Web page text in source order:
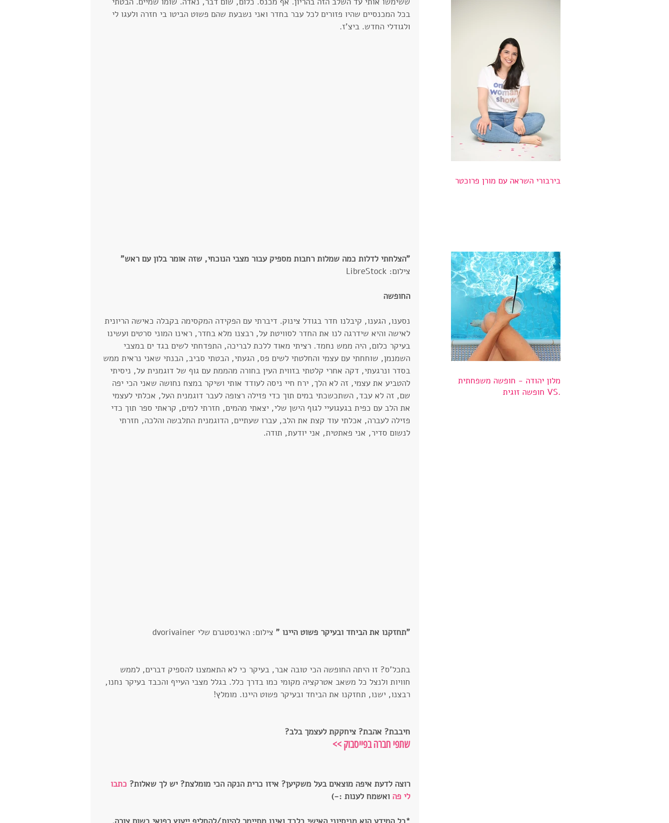
בכל המכנסיים שהיו פזורים לכל עבר בחדר ואני נשבעת שהם פשוט הביטו בי חזרה ולעגו לי
ולגודלי החדש. ביצ'ז.
"הצלחתי לדלות כמה שמלות רחבות מספיק עבור מצבי הנוכחי, שזה אומר בלון עם ראש"
צילום: LibreStock
החופשה
נסענו, הגענו, קיבלנו חדר בגודל צינוק. דיברתי עם הפקידה המקסימה בקבלה כאישה הריונית
לאישה והיא שידרגה לנו את החדר לסוויטת על, רבצנו מלא בחדר, ראינו המוני סרטים ועשינו
בעיקר כלום, היה ממש נחמד. רציתי מאוד ללכת לבריכה, התפדחתי לשים בגד ים במצבי
השמנמן, שוחחתי עם עצמי והחלטתי לשים פס, הגעתי, הבטתי סביב, הבנתי שאני נראית ממש
בסדר ונרגעתי, דקה אחרי קלטתי בזווית העין בחורה מהממת עם גוף של דוגמנית על, ניסיתי
להטביע את עצמי, זה לא הלך, ירח חיי ניסה לעודד אותי ושיקר במצח נחושה שאני הכי יפה
שם, זה לא עבד, השתכשכתי במים תוך כדי פזילה רצופה לעבר דוגמנית העל, אכלתי לעצמי
את הלב עם כפית בגעגועיי לגוף הישן שלי, יצאתי מהמים, חזרתי למים, קראתי ספר תוך כדי
פזילה לעברה, אכלתי עוד קצת את הלב, עברו שעתיים, הדוגמנית התלבשה והלכה, חזרתי
לנשום סדיר, אני פאתטית, אני יודעת, תודה.
"תחזקנו את הביחד ובעיקר פשוט היינו " צילום: האינסטגרם שלי dvorivainer
בתכל'ס? זו היתה החופשה הכי טובה אבר, בעיקר כי לא התאמצנו להספיק דברים, לממש
חוויות ולנצל כל משאב אטרקציה מקומי כמו בדרך כלל. בגלל מצבי העייף והכבד בעיקר נחנו,
רבצנו, ישנו, תחזקנו את הביחד ובעיקר פשוט היינו. מומלץ!
חיבבת? אהבת? ציחקקת לעצמך בלב?
שתפי חברה בפייסבוק >>
רוצה לדעת איפה מוצאים בעל משקיען? איזו כרית הנקה הכי מומלצת? יש לך שאלות? כתבו
לי פה ואשמח לענות :-)
בירבורי השראה עם מורן פרוכטר
מלון יהודה - חופשה משפחתית
.VS חופשה זוגית